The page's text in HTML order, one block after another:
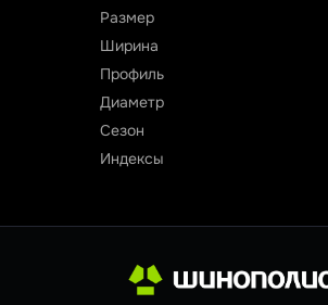
Размер
Ширина
Профиль
Диаметр
Сезон
Индексы